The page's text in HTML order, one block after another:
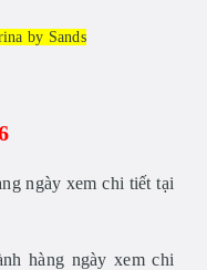
by Sands
ngày xem chi tiết tại
hàng ngày xem chi